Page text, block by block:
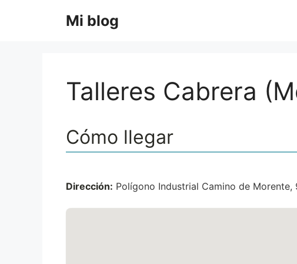
Mi blog
Talleres Cabrera
Cómo llegar
Dirección: Polígono Industrial Camino de Morente,